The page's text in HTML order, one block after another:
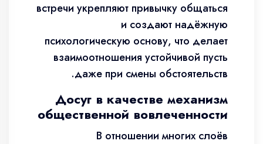
встречи укрепляют привычку общаться
и создают надёжную
психологическую основу, что делает
взаимоотношения устойчивой пусть
даже при смены обстоятельств.
Досуг в качестве механизм
общественной вовлеченности
В отношении многих слоёв